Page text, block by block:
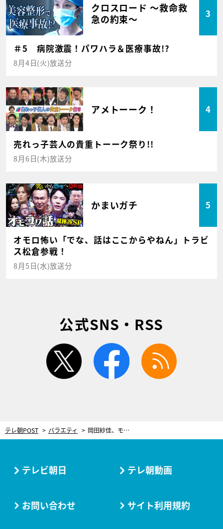
クロスロード ～救命救
急の約束～
3
＃5 病院激震！パワハラ＆医療事故!?
8月4日(火)放送分
アメトーーク！ 4
売れっ子芸人の貴重トーーク祭り!!
8月6日(木)放送分
かまいガチ 5
オモロ怖い「でな、話はここからやねん」トラビ
ス松倉参戦！
8月5日(水)放送分
公式SNS・RSS
twitter facebook
テレ朝POST バラエティ 岡田紗佳、モテ芸人と夜の密室デート！ドSっぷりに翻弄され…「エロがっている」
テレビ朝日 テレ朝動画
お問い合わせ サイト利用規約